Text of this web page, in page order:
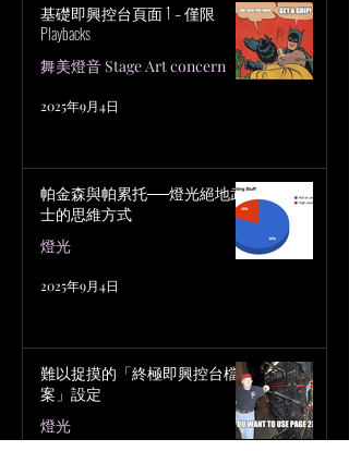
基礎即興控台頁面 1 – 僅限
Playbacks
舞美燈音 Stage Art concern
2025年9月4日
帕金森與帕累托──燈光絕地武
士的思維方式
燈光
2025年9月4日
難以捉摸的「終極即興控台檔
案」設定
燈光